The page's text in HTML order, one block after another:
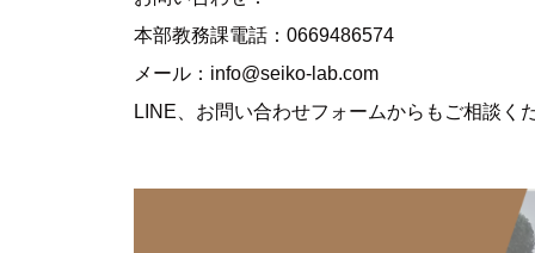
本部教務課電話：0669486574
メール：info@seiko-lab.com
LINE、お問い合わせフォームからもご相談く